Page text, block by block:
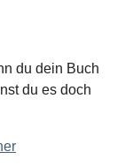
du dein Buch
du es doch